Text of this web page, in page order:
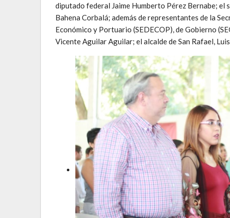
diputado federal Jaime Humberto Pérez Bernabe;
Bahena Corbalá; además de representantes de la
Económico y Portuario (SEDECOP), de Gobierno
Vicente Aguilar Aguilar; el alcalde de San Rafael,